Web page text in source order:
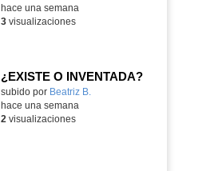
hace una semana
3visualizaciones
¿EXISTE O INVENTADA?
Contenido educativo.
subido por Beatriz B.
hace una semana
2 visualizaciones